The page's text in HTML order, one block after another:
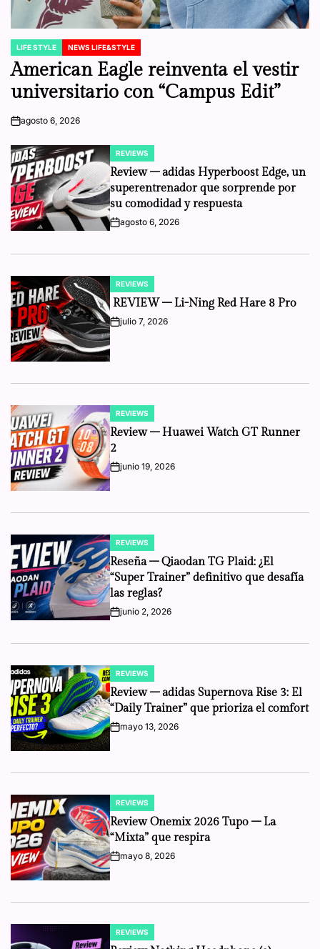
POSTED
IN
LIFE STYLE NEWS LIFE&STYLE
American Eagle reinventa el vestir
universitario con “Campus Edit”
onagosto 6, 2026
POSTED
IN
REVIEWS
Review – adidas Hyperboost Edge, un
superentrenador que sorprende por
su comodidad y respuesta
onagosto 6, 2026
POSTED
IN
REVIEWS
REVIEW – Li-Ning Red Hare 8 Pro
onjulio 7, 2026
POSTED
IN
REVIEWS
Review – Huawei Watch GT Runner
2
onjunio 19, 2026
POSTED
IN
REVIEWS
Reseña – Qiaodan TG Plaid: ¿El
“Super Trainer” definitivo que desafía
las reglas?
onjunio 2, 2026
POSTED
IN
REVIEWS
Review – adidas Supernova Rise 3: El
“Daily Trainer” que prioriza el comfort
onmayo 13, 2026
POSTED
IN
REVIEWS
Review Onemix 2026 Tupo – La
“Mixta” que respira
onmayo 8, 2026
POSTED
IN
REVIEWS